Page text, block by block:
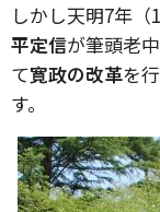
しかし天明7年
平定信が筆頭老
て寛政の改革を
す。